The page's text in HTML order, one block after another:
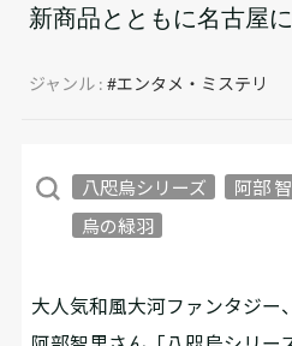
新商品とともに名古屋に
ジャンル :#エンタメ・ミステリ
八咫烏シリーズ 阿部
烏の緑羽
大人気和風大河ファンタジー